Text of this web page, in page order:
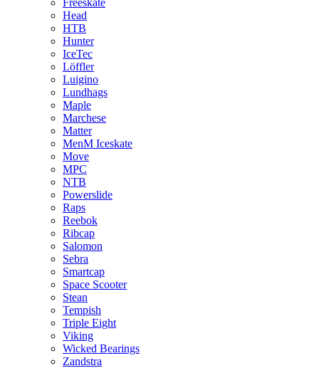
Head
HTB
Hunter
IceTec
Löffler
Luigino
Lundhags
Maple
Marchese
Matter
MenM Iceskate
Move
MPC
NTB
Powerslide
Raps
Reebok
Ribcap
Salomon
Sebra
Smartcap
Space Scooter
Stean
Tempish
Triple Eight
Viking
Wicked Bearings
Zandstra